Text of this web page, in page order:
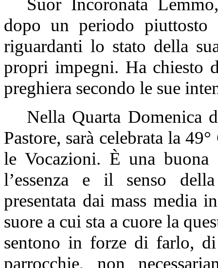
Suor Incoronata
dopo un periodo
riguardanti lo stato della
propri impegni. Ha chiesto
preghiera secondo le sue
Nella Quarta Domenica
Pastore, sarà celebrata la
le Vocazioni. È una buona
l’essenza e il senso
presentata dai mass media
suore a cui sta a cuore la
sentono in forze di farlo,
parrocchie, non